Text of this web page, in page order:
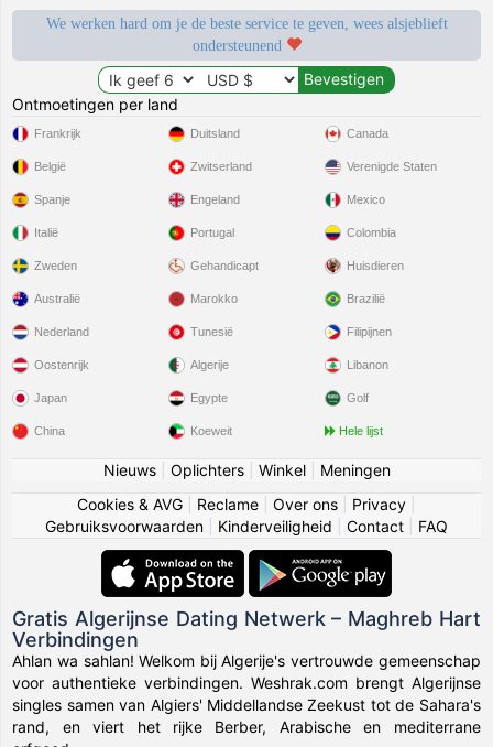
We werken hard om je de beste service te geven, wees alsjeblieft
ondersteunend
Ontmoetingen per land
Frankrijk
België
Spanje
Italië
Zweden
Duitsland
Zwitserland
Engeland
Portugal
Gehandicapt
Canada
Verenigde Staten
Mexico
Colombia
Huisdieren
Australië
Nederland
Oostenrijk
Japan
China
Marokko
Tunesië
Algerije
Egypte
Koeweit
Brazilië
Filipijnen
Libanon
Golf
Hele lijst
Nieuws| Oplichters| Winkel| Meningen
Cookies & AVG
Reclame Over ons Privacy
Gebruiksvoorwaarden
Kinderveiligheid Contact FAQ
Gratis Algerijnse Dating Netwerk – Maghreb Hart
Verbindingen
Ahlan wa sahlan! Welkom bij Algerije's vertrouwde gemeenschap
voor authentieke verbindingen. Weshrak.com brengt Algerijnse
singles samen van Algiers' Middellandse Zeekust tot de Sahara's
rand, en viert het rijke Berber, Arabische en mediterrane